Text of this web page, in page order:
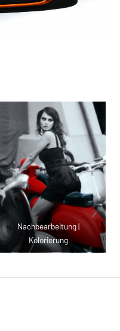
Nachbearbeitung |
Kolorierung